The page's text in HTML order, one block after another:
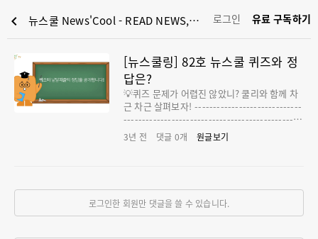
chevron_left 뉴스쿨 News'Cool - READ NEWS, LEAD YOUTH : [뉴스쿨링] 82호 뉴스쿨 퀴즈와 정답은? 로그인 유료 구독하기
[뉴스쿨링] 82호 뉴스쿨 퀴즈와 정
답은?
💡퀴즈 문제가 어렵진 않았니? 쿨리와 함께 차
근 차근 살펴보자! -----------------------------
------------------------------------------------
--- 1. 헤드라인(HEADLINE)을 읽고 오징어에
대한 다음 보기의 설명 중 틀린 것을 골라봐. ①
탁에 많이 오르는 살오징어는 무리를 지어 이동
해. 👉정답은 ③이야. 헤드라인에 답이 있어.
3년 전 댓글 0개 원글보기
로그인한 회원만 댓글을 쓸 수 있습니다.